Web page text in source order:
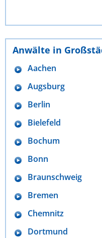
Anwälte in
Aachen
Augsburg
Berlin
Bielefeld
Bochum
Bonn
Braunschweig
Bremen
Chemnitz
Dortmund